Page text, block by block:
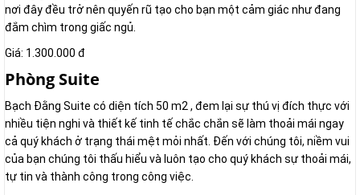
nơi đây đều trở nên quyến rũ tạo cho bạn một cảm giác như đang
đắm chìm trong giấc ngủ.
Giá: 1.300.000 đ
Phòng Suite
Bạch Đằng Suite có diện tích 50 m2 , đem lại sự thú vị đích thực với
nhiều tiện nghi và thiết kế tinh tế chắc chắn sẽ làm thoải mái ngay
cả quý khách ở trạng thái mệt mỏi nhất. Đến với chúng tôi, niềm vui
của bạn chúng tôi thấu hiểu và luôn tạo cho quý khách sự thoải mái,
tự tin và thành công trong công việc.